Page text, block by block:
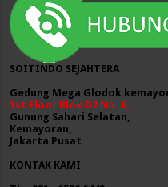
SOITINDO SEJAHTERA
Gedung Mega Glodok
1st Floor Blok D2 No. 6,
Gunung Sahari Selatan,
Kemayoran,
Jakarta Pusat
KONTAK KAMI